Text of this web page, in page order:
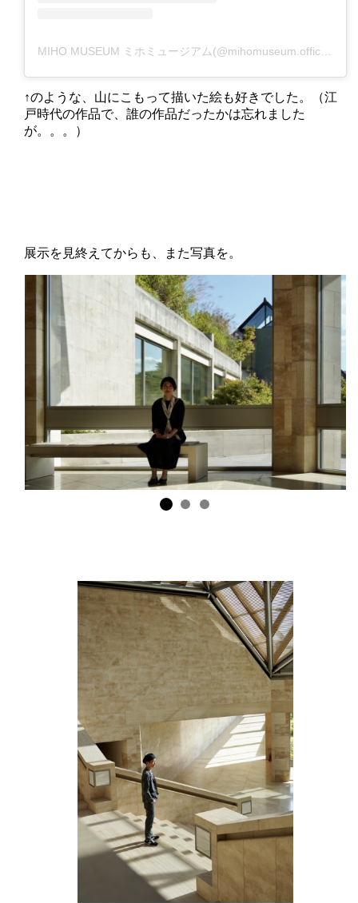
↑のような、山にこもって描いた絵も好きでした。（江
戸時代の作品で、誰の作品だったかは忘れました
が。。。）
展示を見終えてからも、また写真を。